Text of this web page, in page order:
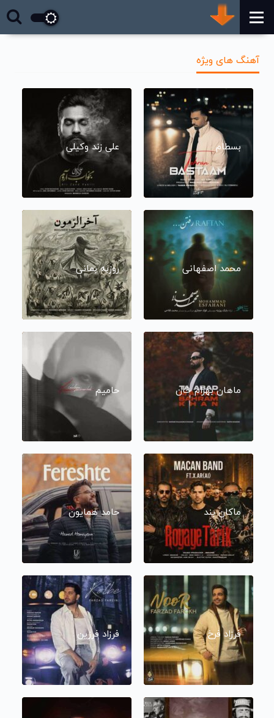
آهنگ های ویژه
بسطام علی زند وکیلی
محمد اصفهانی روزبه بمانی
ماهان بهرام خان حامیم
ماکان بند حامد همایون
فرزاد فرخ فرزاد فرزین